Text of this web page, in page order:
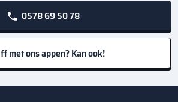
0578 69 50 78
ff met ons appen? Kan ook!